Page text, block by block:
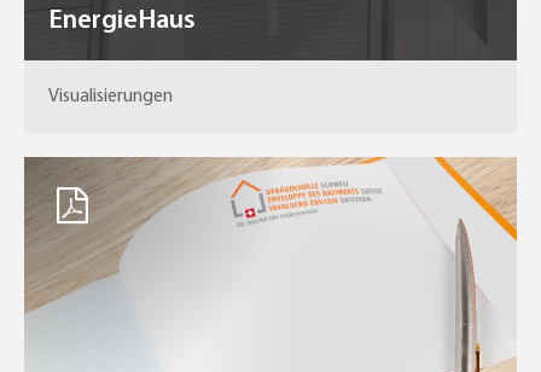
EnergieHaus
Visualisierungen